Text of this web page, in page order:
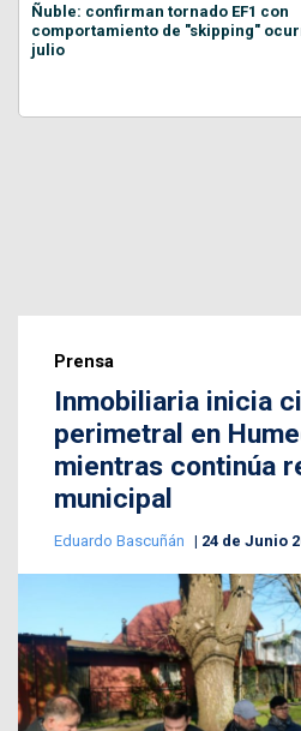
Ñuble: confirman tornado EF1 con
comportamiento de "skipping"
julio
Prensa
Inmobiliaria inicia
perimetral en
mientras continúa
municipal
Eduardo Bascuñán 24 de Junio